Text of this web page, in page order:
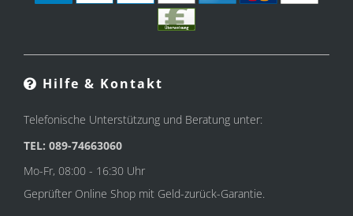
Hilfe & Kontakt
Telefonische Unterstützung und Beratung unter:
TEL: 089-74663060
Mo-Fr, 08:00 - 16:30 Uhr
Geprüfter Online Shop mit Geld-zurück-Garantie.